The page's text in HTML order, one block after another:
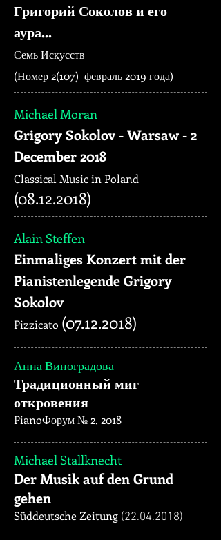
Григорий Соколов и его
аура...
Семь Искусств
(Номер 2(107) февраль 2019 года)
Michael Moran
Grigory Sokolov - Warsaw - 2
December 2018
Classical Music in Poland
(08.12.2018)
Alain Steffen
Einmaliges Konzert mit der
Pianistenlegende Grigory
Sokolov
Pizzicato (07.12.2018)
Анна Виноградова
Традиционный миг
откровения
PianoФорум № 2, 2018
Michael Stallknecht
Der Musik auf den Grund
gehen
Süddeutsche Zeitung (22.04.2018)